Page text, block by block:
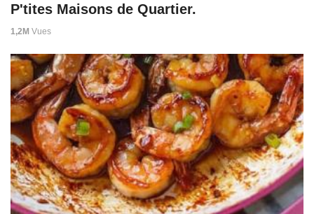
P'tites Maisons de Quartier.
1,2M Vues